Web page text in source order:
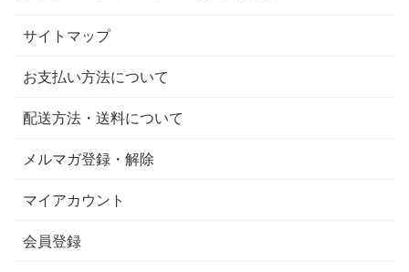
サイトマップ
お支払い方法について
配送方法・送料について
メルマガ登録・解除
マイアカウント
会員登録